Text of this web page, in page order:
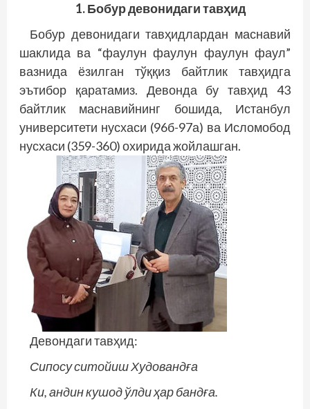
1. Бобур девонидаги тавҳид
Бобур девонидаги тавҳидлардан маснавий
шаклида ва “фаулун фаулун фаулун фаул”
вазнида ёзилган тўққиз байт­лик тавҳидга
эътибор қаратамиз. Девонда бу тавҳид 43
байтлик маснавийнинг бошида, Истанбул
университети нусхаси (96б-97а) ва Исломобод
нусхаси (359-360) охирида жойлашган.
Девондаги тавҳид:
Сипосу ситойиш Худовандға
Ки, андин кушод ўлди ҳар бандға.